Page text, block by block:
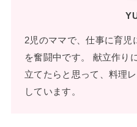
2児のママで、仕事に育児
を奮闘中です。 献立作り
立てたらと思って、料理
しています。